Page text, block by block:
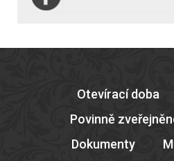
Otevírací doba
Povinně
Dokumenty